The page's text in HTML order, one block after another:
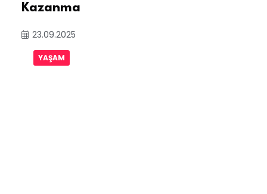
Kazanma
23.09.2025
YAŞAM